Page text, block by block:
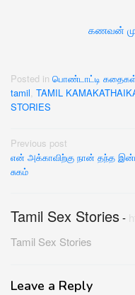
கணவன்
Posted in பொண்டாட்டி
tamil, TAMIL
STORIES
Post
navigation
Previous post
என் அக்காவிற்கு நான் தந்த
சுகம்
Tamil Sex Stories-
Tamil Sex Stories
Leave a Reply